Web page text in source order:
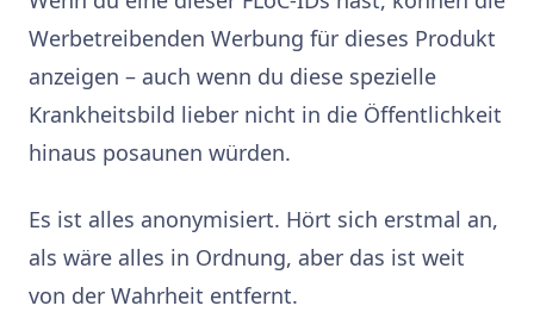
Werbetreibenden Werbung für dieses Produkt
anzeigen – auch wenn du diese spezielle
Krankheitsbild lieber nicht in die Öffentlichkeit
hinaus posaunen würden.
Es ist alles anonymisiert. Hört sich erstmal an,
als wäre alles in Ordnung, aber das ist weit
von der Wahrheit entfernt.